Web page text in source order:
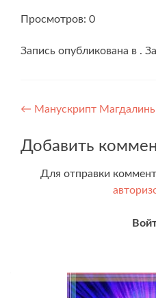
Просмотров: 0
Запись опубликована в .
Навигация
по
записям
← Манускрипт
Добавить
Для отправки